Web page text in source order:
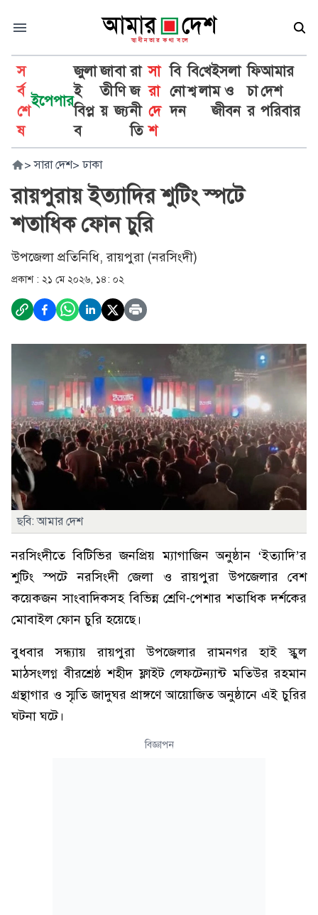
স
র্ব
শে
ষ
ইপেপার
জুলা
ই
বিপ্ল
ব
জা
তী
য়
বা
ণি
জ্য
রা
জ
নী
তি
সা
রা
দে
শ
বি
নো
দন
বি
শ্ব
খে
লা
ইসলা
ম ও
জীবন
ফি
চা
র
আমার
দেশ
পরিবার
> সারা দেশ> ঢাকা
রায়পুরায় ইত্যাদির শুটিং স্পটে
শতাধিক ফোন চুরি
উপজেলা প্রতিনিধি, রায়পুরা (নরসিংদী)
প্রকাশ : ২১ মে ২০২৬, ১৪: ০২
ছবি: আমার দেশ
নরসিংদীতে বিটিভির জনপ্রিয় ম্যাগাজিন অনুষ্ঠান ‘ইত্যাদি’র
শুটিং স্পটে নরসিংদী জেলা ও রায়পুরা উপজেলার বেশ
কয়েকজন সাংবাদিকসহ বিভিন্ন শ্রেণি-পেশার শতাধিক দর্শকের
মোবাইল ফোন চুরি হয়েছে।
বুধবার সন্ধ্যায় রায়পুরা উপজেলার রামনগর হাই স্কুল
মাঠসংলগ্ন বীরশ্রেষ্ঠ শহীদ ফ্লাইট লেফটেন্যান্ট মতিউর রহমান
গ্রন্থাগার ও স্মৃতি জাদুঘর প্রাঙ্গণে আয়োজিত অনুষ্ঠানে এই চুরির
ঘটনা ঘটে।
বিজ্ঞাপন